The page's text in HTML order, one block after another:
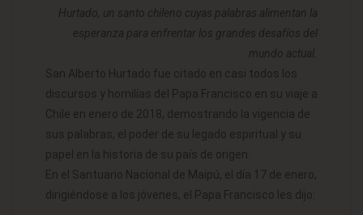
Hurtado, un santo chileno cuyas palabras alimentan la
esperanza para enfrentar los grandes desafíos del
mundo actual.
San Alberto Hurtado fue citado en casi todos los
discursos y homilías del Papa Francisco en su viaje a
Chile en enero de 2018, demostrando la vigencia de
sus palabras, el poder de su legado espiritual y su
papel en la historia de su país de origen.
En el Santuario Nacional de Maipú, el día 17 de enero,
dirigiéndose a los jóvenes, el Papa Francisco les dijo: